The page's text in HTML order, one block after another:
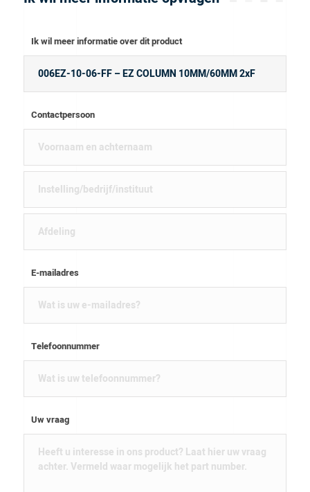
Ik wil meer informatie over dit product
Contactpersoon
E-mailadres
Telefoonnummer
Uw vraag